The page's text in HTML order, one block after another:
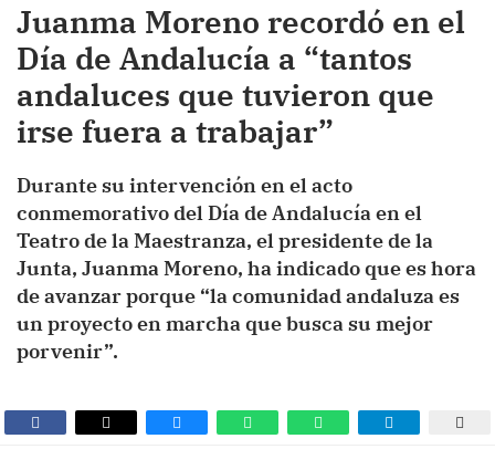
Juanma Moreno recordó en el
Día de Andalucía a “tantos
andaluces que tuvieron que
irse fuera a trabajar”
Durante su intervención en el acto
conmemorativo del Día de Andalucía en el
Teatro de la Maestranza, el presidente de la
Junta, Juanma Moreno, ha indicado que es hora
de avanzar porque “la comunidad andaluza es
un proyecto en marcha que busca su mejor
porvenir”.